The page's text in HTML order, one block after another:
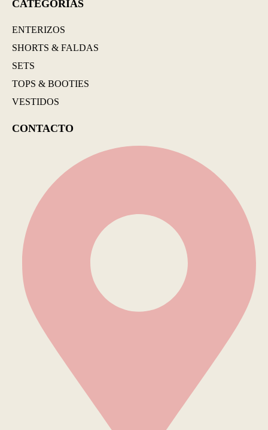
CATEGORÍAS
ENTERIZOS
SHORTS & FALDAS
SETS
TOPS & BOOTIES
VESTIDOS
CONTACTO